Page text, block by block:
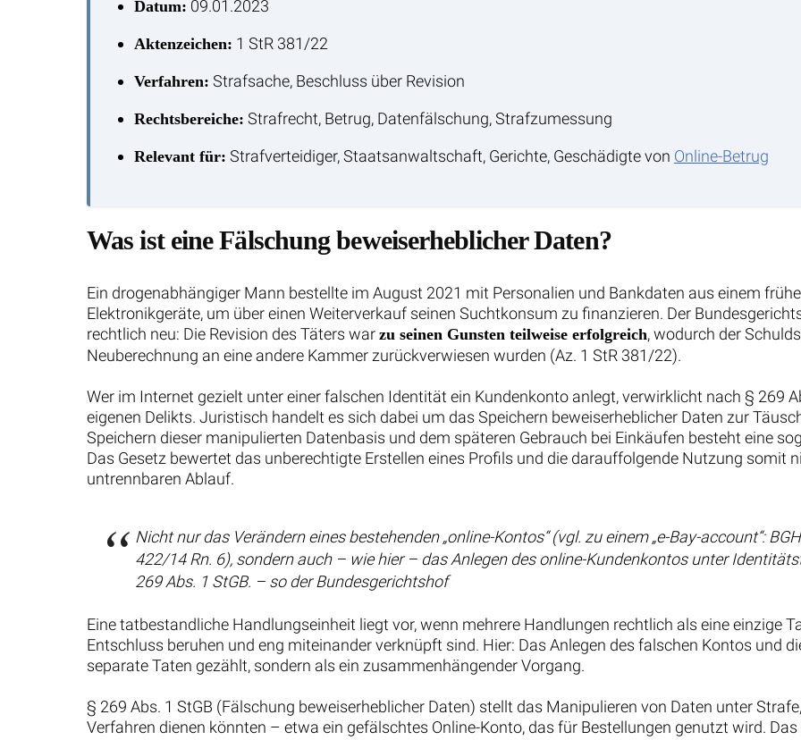
Datum: 09.01.2023
Aktenzeichen: 1 StR 381/22
Verfahren: Strafsache, Beschluss über Revision
Rechtsbereiche: Strafrecht, Betrug, Datenfälschung, Strafzumessung
Relevant für: Strafverteidiger, Staatsanwaltschaft, Gerichte, Geschädigte von Online-Betrug
Was ist eine Fälschung beweiserheblicher Daten?
Ein drogenabhängiger Mann bestellte im August 2021 mit Personalien und Bankdaten aus einem
Elektronikgeräte, um über einen Weiterverkauf seinen Suchtkonsum zu finanzieren. Der
rechtlich neu: Die Revision des Täters war zu seinen Gunsten teilweise erfolgreich, wodurch der
Neuberechnung an eine andere Kammer zurückverwiesen wurden (Az. 1 StR 381/22).
Wer im Internet gezielt unter einer falschen Identität ein Kundenkonto anlegt, verwirklicht nach § 269
eigenen Delikts. Juristisch handelt es sich dabei um das Speichern beweiserheblicher Daten zur
Speichern dieser manipulierten Datenbasis und dem späteren Gebrauch bei Einkäufen besteht eine
Das Gesetz bewertet das unberechtigte Erstellen eines Profils und die darauffolgende Nutzung somit
untrennbaren Ablauf.
Nicht nur das Verändern eines bestehenden „online-Kontos“ (vgl. zu einem „e-Bay-account“:
422/14 Rn. 6), sondern auch – wie hier – das Anlegen des online-Kundenkontos unter
269 Abs. 1 StGB. – so der Bundesgerichtshof
Eine tatbestandliche Handlungseinheit liegt vor, wenn mehrere Handlungen rechtlich als eine einzige
Entschluss beruhen und eng miteinander verknüpft sind. Hier: Das Anlegen des falschen Kontos und
separate Taten gezählt, sondern als ein zusammenhängender Vorgang.
§ 269 Abs. 1 StGB (Fälschung beweiserheblicher Daten) stellt das Manipulieren von Daten unter
Verfahren dienen könnten – etwa ein gefälschtes Online-Konto, das für Bestellungen genutzt wird.